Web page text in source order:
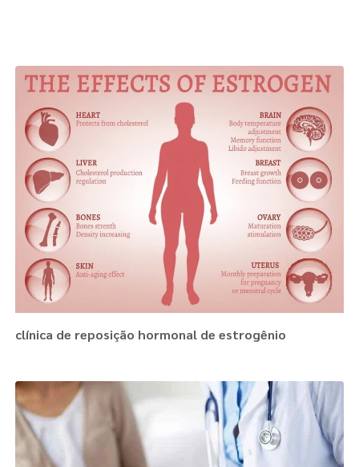
clínica de reposição hormonal de estrogênio